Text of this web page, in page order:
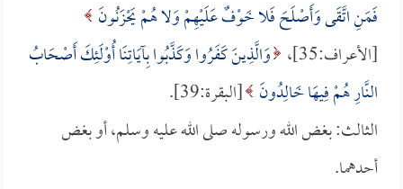
فَمَنِ اتَّقَى وَأَصْلَحَ فَلا خَوْفٌ عَلَيْهِمْ وَلا هُمْ يَحْزَنُونَ
[الأعراف:35]،
وَالَّذِينَ كَفَرُوا وَكَذَّبُوا بِآيَاتِنَا أُوْلَئِكَ أَصْحَابُ
النَّارِ هُمْ فِيهَا خَالِدُونَ [البقرة:39].
الثالث: بغض الله ورسوله صلى الله عليه وسلم، أو بغض
أحدهما.